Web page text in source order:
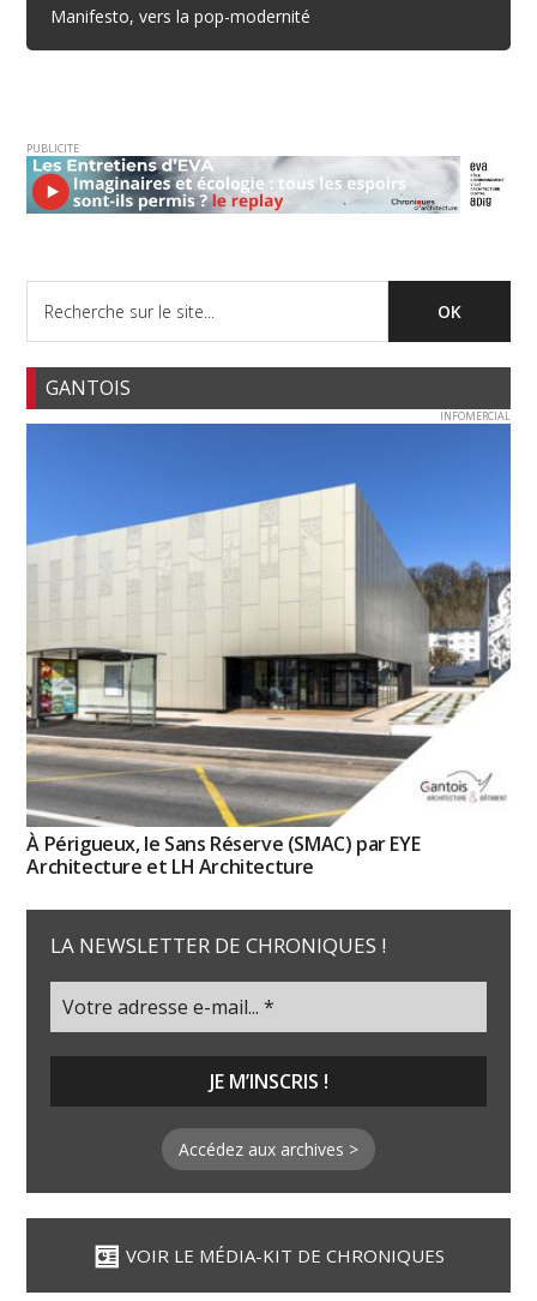
Manifesto, vers la pop-modernité
PUBLICITE
GANTOIS
INFOMERCIAL
À Périgueux, le Sans Réserve (SMAC) par EYE
Architecture et LH Architecture
LA NEWSLETTER DE CHRONIQUES !
Accédez aux archives >
VOIR LE MÉDIA-KIT DE CHRONIQUES